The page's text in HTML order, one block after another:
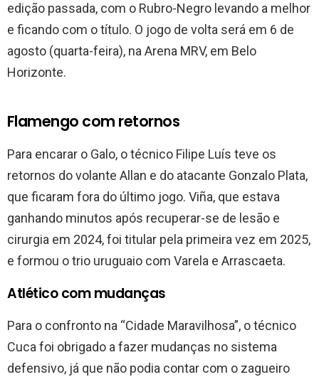
edição passada, com o Rubro-Negro levando a melhor
e ficando com o título. O jogo de volta será em 6 de
agosto (quarta-feira), na Arena MRV, em Belo
Horizonte.
Flamengo com retornos
Para encarar o Galo, o técnico Filipe Luís teve os
retornos do volante Allan e do atacante Gonzalo Plata,
que ficaram fora do último jogo. Viña, que estava
ganhando minutos após recuperar-se de lesão e
cirurgia em 2024, foi titular pela primeira vez em 2025,
e formou o trio uruguaio com Varela e Arrascaeta.
Atlético com mudanças
Para o confronto na “Cidade Maravilhosa”, o técnico
Cuca foi obrigado a fazer mudanças no sistema
defensivo, já que não podia contar com o zagueiro